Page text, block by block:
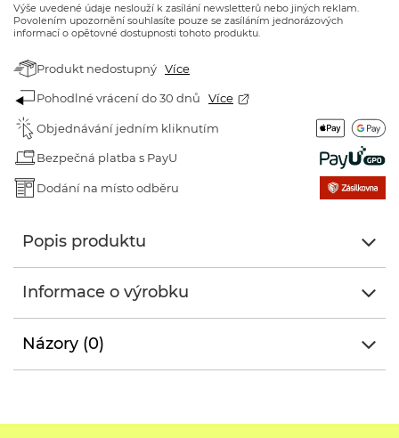
Výše uvedené údaje neslouží k zasílání newsletterů nebo jiných reklam.
Povolením upozornění souhlasíte pouze se zasíláním jednorázových
informací o opětovné dostupnosti tohoto produktu.
Produkt nedostupný Více
Pohodlné vrácení do 30 dnů Více
Objednávání jedním kliknutím
Bezpečná platba s PayU
Dodání na místo odběru
Popis produktu
Informace o výrobku
Názory (0)